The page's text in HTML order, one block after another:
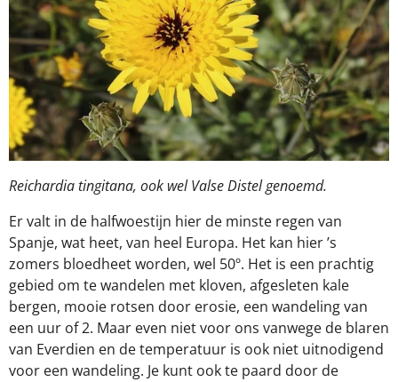
Reichardia tingitana, ook wel Valse Distel genoemd.
Er valt in de halfwoestijn hier de minste regen van
Spanje, wat heet, van heel Europa. Het kan hier ’s
zomers bloedheet worden, wel 50º. Het is een prachtig
gebied om te wandelen met kloven, afgesleten kale
bergen, mooie rotsen door erosie, een wandeling van
een uur of 2. Maar even niet voor ons vanwege de blaren
van Everdien en de temperatuur is ook niet uitnodigend
voor een wandeling. Je kunt ook te paard door de